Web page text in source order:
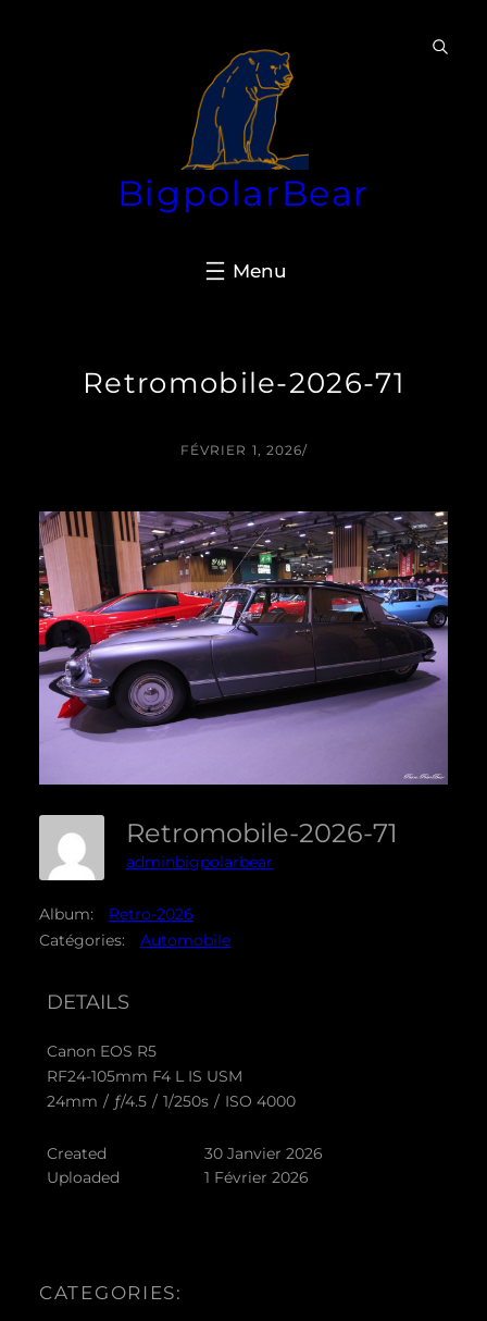
BigpolarBear
Retromobile-2026-71
FÉVRIER 1, 2026/
Retromobile-2026-71
adminbigpolarbear
Album:
Retro-2026
Catégories:
Automobile
DETAILS
Canon EOS R5
RF24-105mm F4 L IS USM
24mm / ƒ/4.5 / 1/250s / ISO 4000
Created
30 Janvier 2026
Uploaded
1 Février 2026
CATEGORIES: